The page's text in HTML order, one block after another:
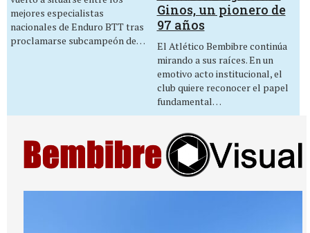
mejores especialistas
nacionales de Enduro BTT tras
proclamarse subcampeón de…
Ginos, un pionero de
97 años
El Atlético Bembibre continúa
mirando a sus raíces. En un
emotivo acto institucional, el
club quiere reconocer el papel
fundamental…